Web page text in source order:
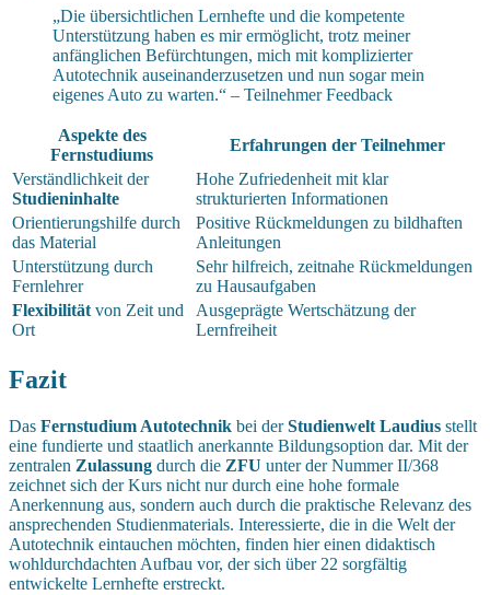
„Die übersichtlichen Lernhefte und die kompetente
Unterstützung haben es mir ermöglicht, trotz meiner
anfänglichen Befürchtungen, mich mit komplizierter
Autotechnik auseinanderzusetzen und nun sogar mein
eigenes Auto zu warten.“ – Teilnehmer Feedback
Aspekte des
Fernstudiums
Erfahrungen der Teilnehmer
Verständlichkeit der
Studieninhalte
Hohe Zufriedenheit mit klar
strukturierten Informationen
Orientierungshilfe durch
das Material
Positive Rückmeldungen zu bildhaften
Anleitungen
Unterstützung durch
Fernlehrer
Sehr hilfreich, zeitnahe Rückmeldungen
zu Hausaufgaben
Flexibilität von Zeit und
Ort
Ausgeprägte Wertschätzung der
Lernfreiheit
Fazit
Das Fernstudium Autotechnik bei derStudienwelt Laudius stellt
eine fundierte und staatlich anerkannte Bildungsoption dar. Mit der
zentralen Zulassung durch die ZFU unter der Nummer II/368
zeichnet sich der Kurs nicht nur durch eine hohe formale
Anerkennung aus, sondern auch durch die praktische Relevanz des
ansprechenden Studienmaterials. Interessierte, die in die Welt der
Autotechnik eintauchen möchten, finden hier einen didaktisch
wohldurchdachten Aufbau vor, der sich über 22 sorgfältig
entwickelte Lernhefte erstreckt.